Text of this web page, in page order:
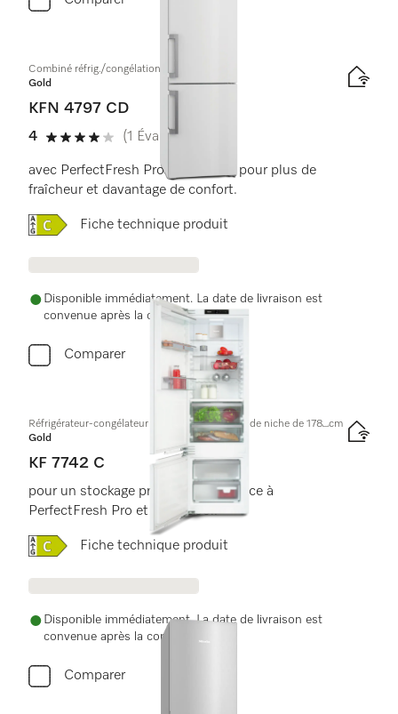
Combiné réfrig./congélation à pose libre
Gold
KFN 4797 CD
4
4 de 5 étoiles
(1 Évaluation)
avec PerfectFresh Pro et NoFrost pour plus de
fraîcheur et davantage de confort.
Online Label Flag, Label énergétique
Fiche technique produit
Disponible immédiatement. La date de livraison est
convenue après la commande.
Comparer
Réfrigérateur-congélateur encastrable, hauteur de niche de 178⎵cm
Gold
KF 7742 C
pour un stockage professionnel, grâce à
PerfectFresh Pro et DynaCool.
Online Label Flag, Label énergétique
Fiche technique produit
Disponible immédiatement. La date de livraison est
convenue après la commande.
Comparer